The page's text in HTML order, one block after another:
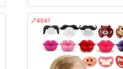
🔗404?